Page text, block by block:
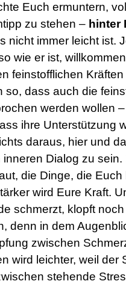
Euch ermuntern,
zu stehen – hinter
nicht immer leicht ist.
wie er ist,
feinstofflichen
so, dass auch die
werden wollen
ihre Unterstützung
daraus, hier und
inneren Dialog zu
die Dinge, die
wird Eure Kraft.
schmerzt, klopft
denn in dem
zwischen
wird leichter, weil der
stehende